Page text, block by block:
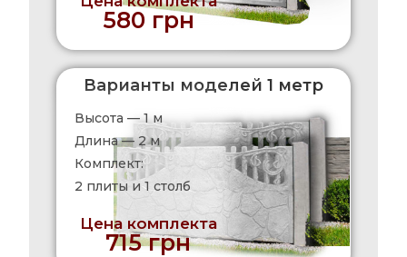
580 грн
Варианты моделей 1 метр
Высота — 1 м
Длина — 2 м
Комплект:
2 плиты и 1 столб
Цена комплекта
715 грн